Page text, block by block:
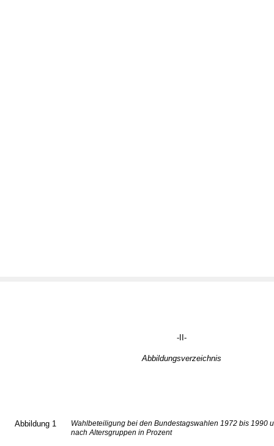
-II-
Abbildungsverzeichnis
Abbildung 1
Wahlbeteiligung bei den Bundestagswahlen 1972 bis 1990
nach Altersgruppen in Prozent